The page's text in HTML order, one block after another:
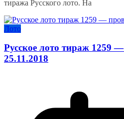
тиража Русского лото. На
Лото
Русское лото тираж 1259
25.11.2018